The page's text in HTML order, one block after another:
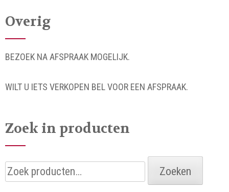
Overig
BEZOEK NA AFSPRAAK MOGELIJK.
WILT U IETS VERKOPEN BEL VOOR EEN AFSPRAAK.
Zoek in producten
Zoeken
naar:
Zoeken